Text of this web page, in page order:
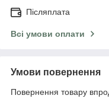
Післяплата
Всі умови оплати
Умови повернення
Повернення товару